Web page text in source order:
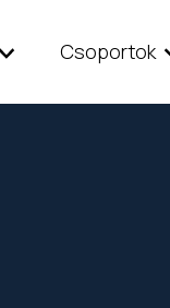
Csoportok